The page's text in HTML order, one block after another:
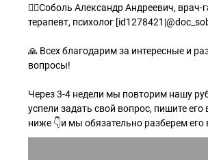
👨‍⚕Соболь Александр Андреевич, врач-
терапевт, психолог
🙏 Всех благодарим за интересные и
вопросы!
Через 3-4 недели мы повторим нашу
успели задать свой вопрос, пишите
ниже 👇и мы обязательно разберем